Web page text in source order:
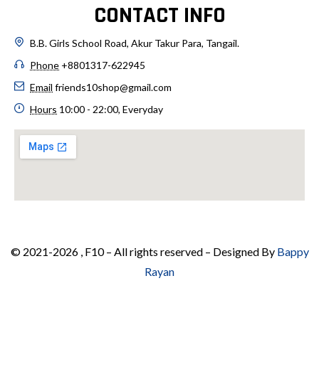
CONTACT INFO
B.B. Girls School Road, Akur Takur Para, Tangail.
Phone +8801317-622945
Email friends10shop@gmail.com
Hours 10:00 - 22:00, Everyday
© 2021-2026 , F10 – All rights reserved – Designed By Bappy
Rayan